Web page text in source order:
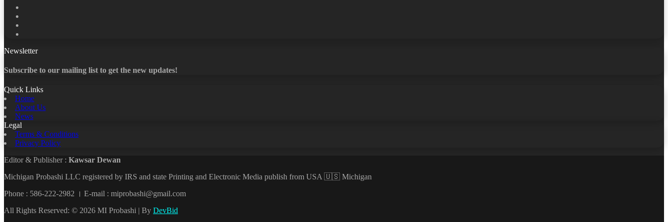
Newsletter
Subscribe to our mailing list to get the new updates!
Quick Links
Home
About Us
News
Legal
Terms & Conditions
Privacy Policy
Editor & Publisher : Kawsar Dewan
Michigan Probashi LLC registered by IRS and state Printing and Electronic Media publish from USA 🇺🇸 Michigan
Phone : 586-222-2982 । E-mail : miprobashi@gmail.com
All Rights Reserved: © 2026 MI Probashi | By DevBid